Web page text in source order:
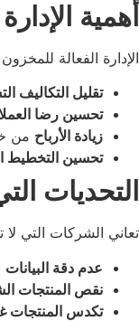
أهمية
الإدارة الفعالة
تقليل التكاليف
تحسين رضا
زيادة الأرباح من
تحسين التخطيط
التحديات
تعاني الشركات التي لا
عدم دقة البيانات
نقص المنتجات
تكدس المنتجات